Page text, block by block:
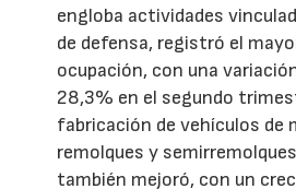
engloba actividades
de defensa, registró el
ocupación, con una
28,3% en el segundo
fabricación de vehículos de
remolques y
también mejoró, con un